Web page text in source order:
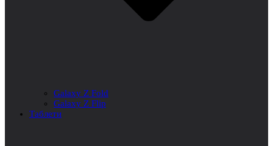
Galaxy Z Fold
Galaxy Z Flip
Таблети